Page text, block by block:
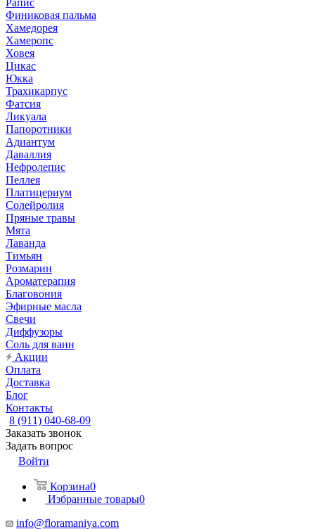
Рапис
Финиковая пальма
Хамедорея
Хамеропс
Ховея
Цикас
Юкка
Трахикарпус
Фатсия
Ликуала
Папоротники
Адиантум
Даваллия
Нефролепис
Пеллея
Платицериум
Солейролия
Пряные травы
Мята
Лаванда
Тимьян
Розмарин
Ароматерапия
Благовония
Эфирные масла
Свечи
Диффузоры
Соль для ванн
Акции
Оплата
Доставка
Блог
Контакты
8 (911) 040-68-09
Заказать звонок
Задать вопрос
Войти
Корзина0
Избранные товары0
info@floramaniya.com